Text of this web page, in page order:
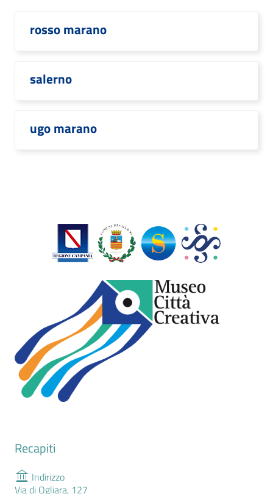
rosso marano
salerno
ugo marano
Recapiti
Indirizzo
Via di Ogliara, 127